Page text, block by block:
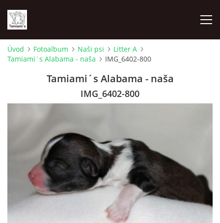
ÚVOD
NAŠI ŠAMPIÓNI
VÝSTAVY
FOTOALBUM
Úvod Fotoalbum Naši psi
Litter A
Tamiami´s Alabama - naša
IMG_6402-800
Tamiami´s Alabama - naša
IMG_6402-800